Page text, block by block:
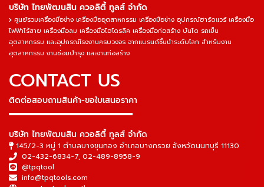
บริษัท ไทยพัฒนสิน ควอลิตี้ ทูลส์ จำกัด
ศูนย์รวมเครื่องมือช่าง เครื่องมืออุตสาหกรรม เครื่องมือช่าง อุปกรณ์ฮาร์ดแวร์ เครื่องมือ
ไฟฟ้าไร้สาย เครื่องมือลม เครื่องมือไฮโดรลิค เครื่องมือก่อสร้าง บันได รถเข็น
อุตสาหกรรม และอุปกรณ์โรงงานครบวงจร จากแบรนด์ชั้นนำระดับโลก สำหรับงาน
อุตสาหกรรม งานซ่อมบำรุง และงานก่อสร้าง
CONTACT US
ติดต่อสอบถามสินค้า-ขอใบเสนอราคา
▬▬▬▬▬▬▬▬▬▬▬▬▬▬▬
บริษัท ไทยพัฒนสิน ควอลิตี้ ทูลส์ จำกัด
145/2-3 หมู่ 1 ตำบลบางขุนกอง อำเภอบางกรวย จังหวัดนนทบุรี 11130
02-432-6834-7, 02-489-8958-9
@tpqtool
info@tpqtools.com